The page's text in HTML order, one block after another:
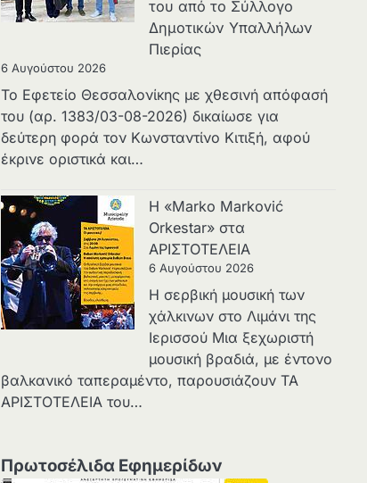
του από το Σύλλογο
Δημοτικών Υπαλλήλων
Πιερίας
6 Αυγούστου 2026
Το Εφετείο Θεσσαλονίκης με χθεσινή απόφασή
του (αρ. 1383/03-08-2026) δικαίωσε για
δεύτερη φορά τον Κωνσταντίνο Κιτιξή, αφού
έκρινε οριστικά και…
Η «Marko Marković
Orkestar» στα
ΑΡΙΣΤΟΤΕΛΕΙΑ
6 Αυγούστου 2026
Η σερβική μουσική των
χάλκινων στο Λιμάνι της
Ιερισσού Μια ξεχωριστή
μουσική βραδιά, με έντονο
βαλκανικό ταπεραμέντο, παρουσιάζουν ΤΑ
ΑΡΙΣΤΟΤΕΛΕΙΑ του…
Πρωτοσέλιδα Εφημερίδων